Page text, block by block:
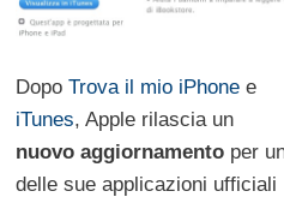
Dopo Trova il mio iPhonee
iTunes, Apple rilascia un
nuovo aggiornamento per
delle sue applicazioni ufficiali